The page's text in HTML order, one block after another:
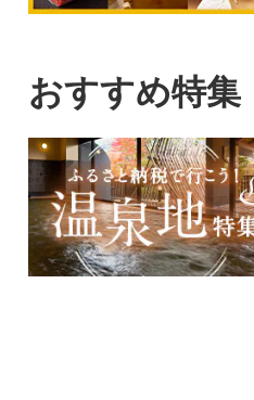
おすすめ特集